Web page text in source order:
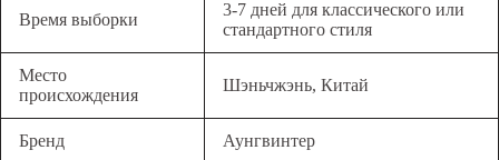
Время выборки
3-7 дней для классического или
стандартного стиля
Место
происхождения
Шэньчжэнь, Китай
Бренд Аунгвинтер